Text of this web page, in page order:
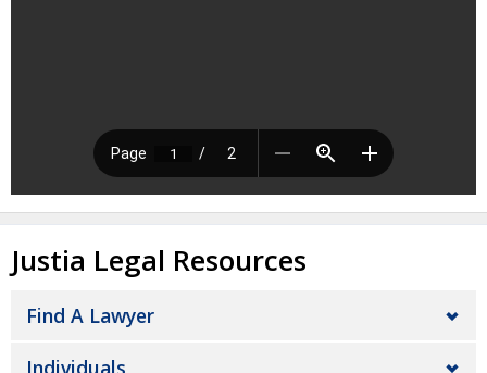
Justia Legal Resources
Find A Lawyer
Individuals